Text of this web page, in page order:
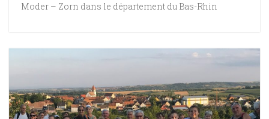
Moder – Zorn dans le département du Bas-Rhin